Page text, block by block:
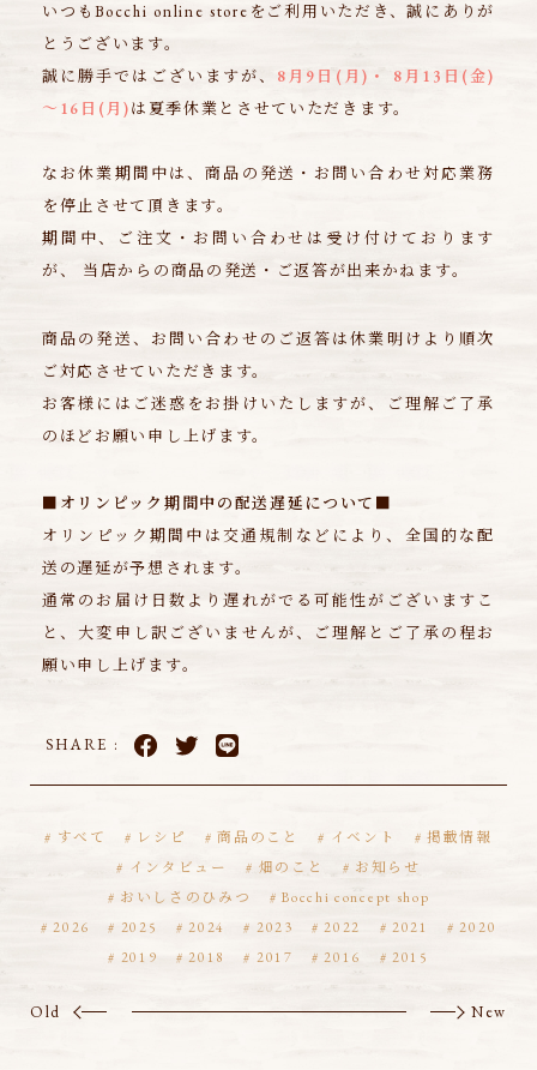
いつもBocchi online storeをご利用いただき、誠にありが
とうございます。
誠に勝手ではございますが、 8月9日(月)・ 8月13日(金)
～16日(月)は夏季休業とさせていただきます。
なお休業期間中は、商品の発送・お問い合わせ対応業務
を停止させて頂きます。
期間中、ご注文・お問い合わせは受け付けております
が、 当店からの商品の発送・ご返答が出来かねます。
商品の発送、お問い合わせのご返答は休業明けより順次
ご対応させていただきます。
お客様にはご迷惑をお掛けいたしますが、ご理解ご了承
のほどお願い申し上げます。
■オリンピック期間中の配送遅延について■
オリンピック期間中は交通規制などにより、全国的な配
送の遅延が予想されます。
通常のお届け日数より遅れがでる可能性がございますこ
と、大変申し訳ございませんが、ご理解とご了承の程お
願い申し上げます。
SHARE :
すべて レシピ 商品のこと イベント
掲載情報
インタビュー
畑のこと
お知らせ
おいしさのひみつ
Bocchi concept shop
2026
2025 2024 2023 2022 2021
2020
2019
2018 2017 2016 2015
Old New